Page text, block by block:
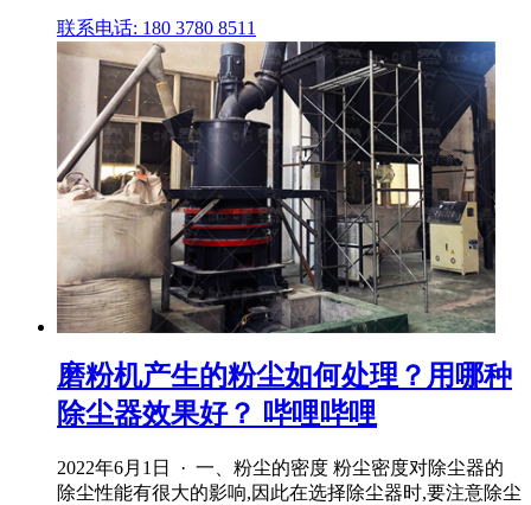
联系电话: 180 3780 8511
磨粉机产生的粉尘如何处理？用哪种
除尘器效果好？ 哔哩哔哩
2022年6月1日 · 一、粉尘的密度 粉尘密度对除尘器的
除尘性能有很大的影响,因此在选择除尘器时,要注意除尘